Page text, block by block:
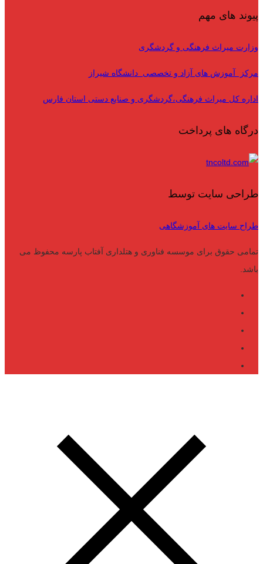
پیوند های مهم
وزارت میراث فرهنگی و گردشگری
مرکز آموزش های آزاد و تخصصی دانشگاه شیراز
اداره کل میراث فرهنگی،گردشگری و صنایع دستی استان فارس
درگاه های پرداخت
طراحی سایت توسط
طراح سایت های آموزشگاهی
تمامی حقوق برای موسسه فناوری و هتلداری آفتاب پارسه محفوظ می
باشد.